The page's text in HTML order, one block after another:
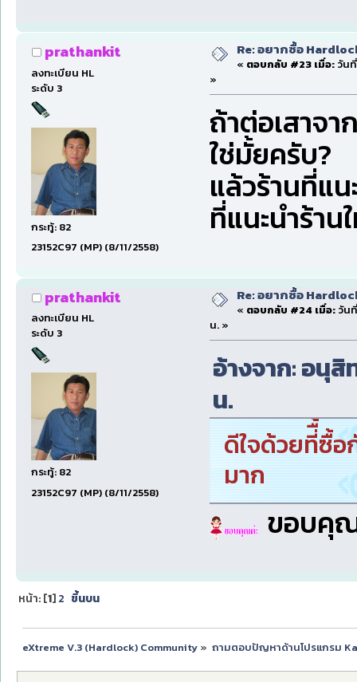
prathankit
ลงทะเบียน HL
ระดับ 3
กระทู้: 82
23152C97 (MP) (8/11/2558)
Re: อยากซื้อ
« ตอบกลับ #23 เมื่อ:วันที่
»
ถ้าต่อเสาจ
ใช่มั้ยครับ?
แล้วร้านที่แ
ที่แนะนำร้าน
prathankit
ลงทะเบียน HL
ระดับ 3
กระทู้: 82
23152C97 (MP) (8/11/2558)
Re: อยากซื้อ
« ตอบกลับ #24 เมื่อ:วันที่
น. »
อ้างจาก: อนุ
น.
ดีใจด้วยที่ื้ซื้อ
มาก
ขอบคุ
หน้า: [1] 2 ขึ้นบน
eXtreme V.3 (Hardlock) Community» ถามตอบปัญหาด้านโปรแกรม